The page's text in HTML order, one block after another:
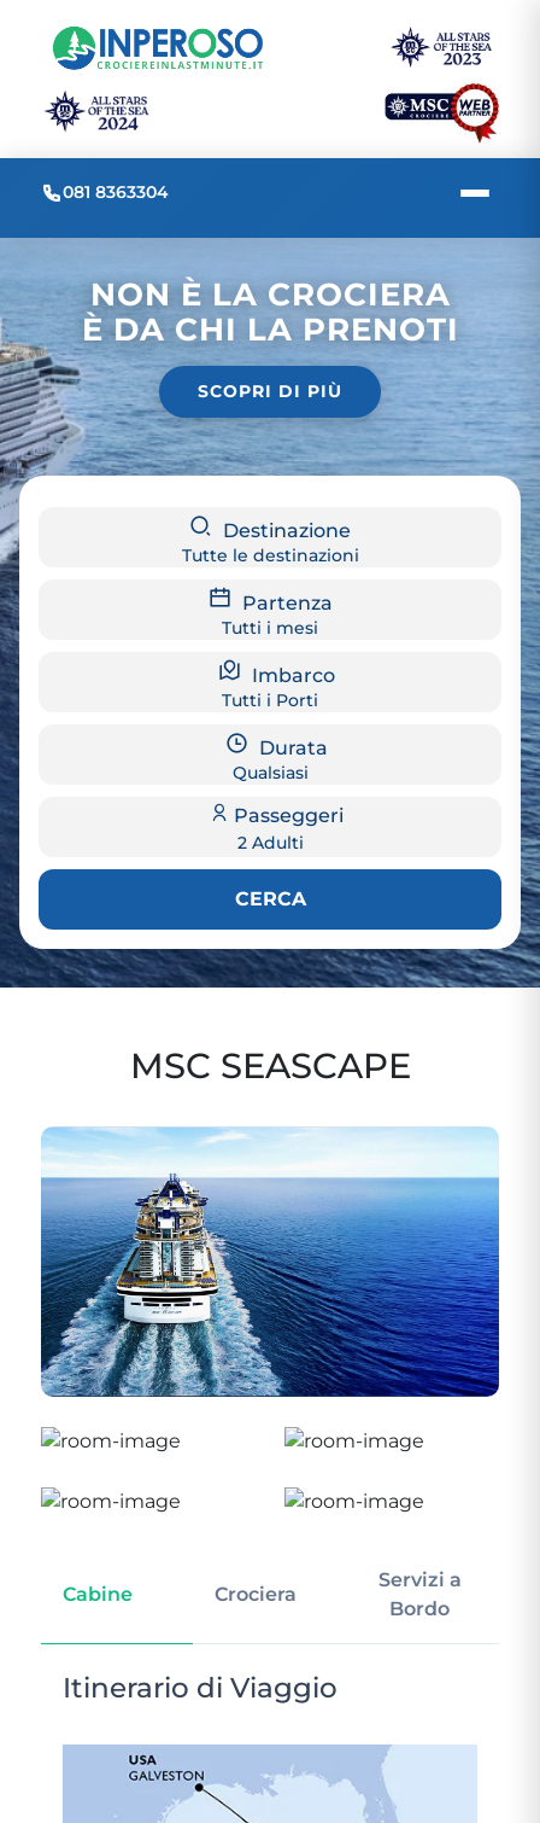
081 8363304
NON È LA CROCIERA
È DA CHI LA PRENOTI
SCOPRI DI PIÙ
Destinazione
Tutte le destinazioni
Partenza
Tutti i mesi
Imbarco
Tutti i Porti
Durata
Qualsiasi
Passeggeri
2 Adulti
CERCA
MSC SEASCAPE
Cabine Crociera
Servizi a
Bordo
Itinerario di Viaggio